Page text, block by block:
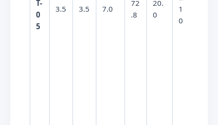
T-
0
5
3.5 3.5 7.0
72
.8
20.
0
1
0